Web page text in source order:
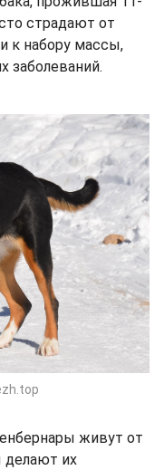
страдают от
к набору массы,
заболеваний.
живут от
делают их